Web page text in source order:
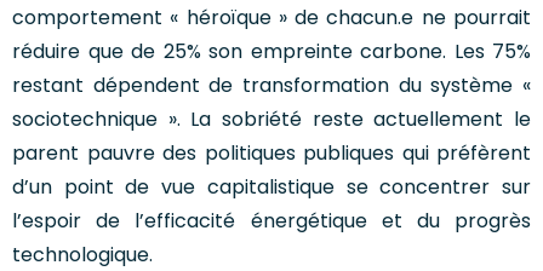
comportement « héroïque » de chacun.e ne pourrait
réduire que de 25% son empreinte carbone. Les 75%
restant dépendent de transformation du système «
sociotechnique ». La sobriété reste actuellement le
parent pauvre des politiques publiques qui préfèrent
d’un point de vue capitalistique se concentrer sur
l’espoir de l’efficacité énergétique et du progrès
technologique.